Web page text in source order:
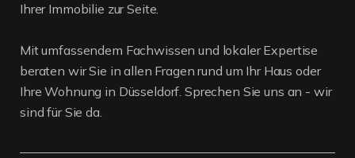
Ihrer Immobilie zur Seite.
Mit umfassendem Fachwissen und lokaler Expertise
beraten wir Sie in allen Fragen rund um Ihr Haus oder
Ihre Wohnung in Düsseldorf. Sprechen Sie uns an - wir
sind für Sie da.